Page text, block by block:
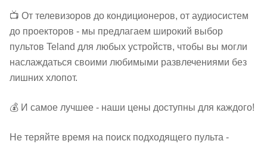
📺 От телевизоров до кондиционеров, от аудиосистем
до проекторов - мы предлагаем широкий выбор
пультов Teland для любых устройств, чтобы вы могли
наслаждаться своими любимыми развлечениями без
лишних хлопот.
💰 И самое лучшее - наши цены доступны для каждого!
Не теряйте время на поиск подходящего пульта -